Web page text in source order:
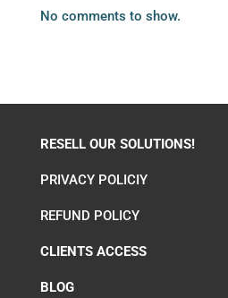
No comments to show.
RESELL OUR SOLUTIONS!
PRIVACY POLICIY
REFUND POLICY
CLIENTS ACCESS
BLOG